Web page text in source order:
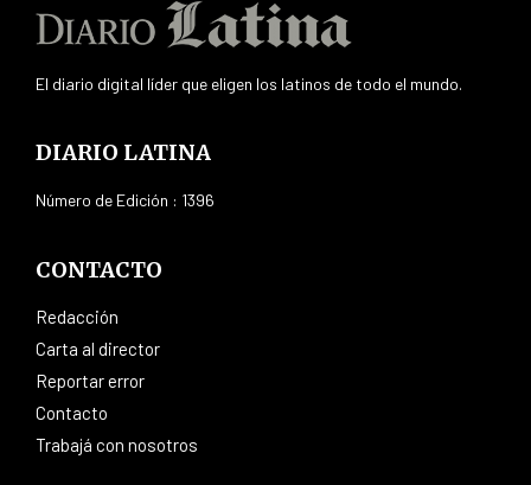
El diario digital líder que eligen los latinos de todo el mundo.
DIARIO LATINA
Número de Edición : 1396
CONTACTO
Redacción
Carta al director
Reportar error
Contacto
Trabajá con nosotros